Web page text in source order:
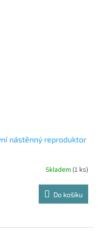
nástěnný reproduktor
Skladem (1 ks)
Do košíku